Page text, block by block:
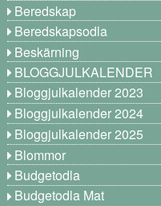
Beredskap
Beredskapsodla
Beskärning
BLOGGJULKALENDER
Bloggjulkalender 2023
Bloggjulkalender 2024
Bloggjulkalender 2025
Blommor
Budgetodla
Budgetodla Mat